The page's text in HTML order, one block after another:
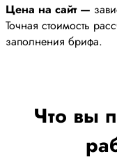
Цена на сайт —
Точная стоимость
заполнения брифа.
Что вы